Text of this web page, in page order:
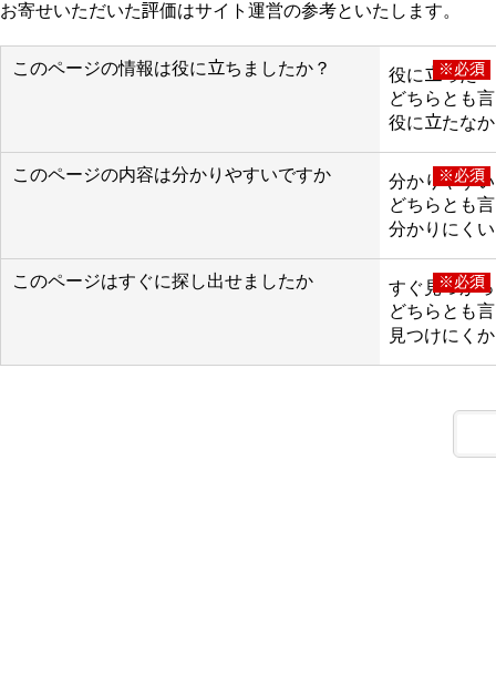
お寄せいただいた評価はサイト運営の参考といたします。
このページの情報は役に立ちましたか？ ※必須
役に立った
どちらとも
役に立たな
このページの内容は分かりやすいですか ※必須
分かりやすい
どちらとも
分かりにくい
このページはすぐに探し出せましたか ※必須
すぐ見つか
どちらとも
見つけにく